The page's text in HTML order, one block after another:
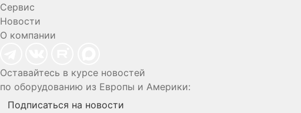
Сервис
Новости
О компании
Оставайтесь в курсе новостей
по оборудованию из Европы и Америки:
Подписаться на новости